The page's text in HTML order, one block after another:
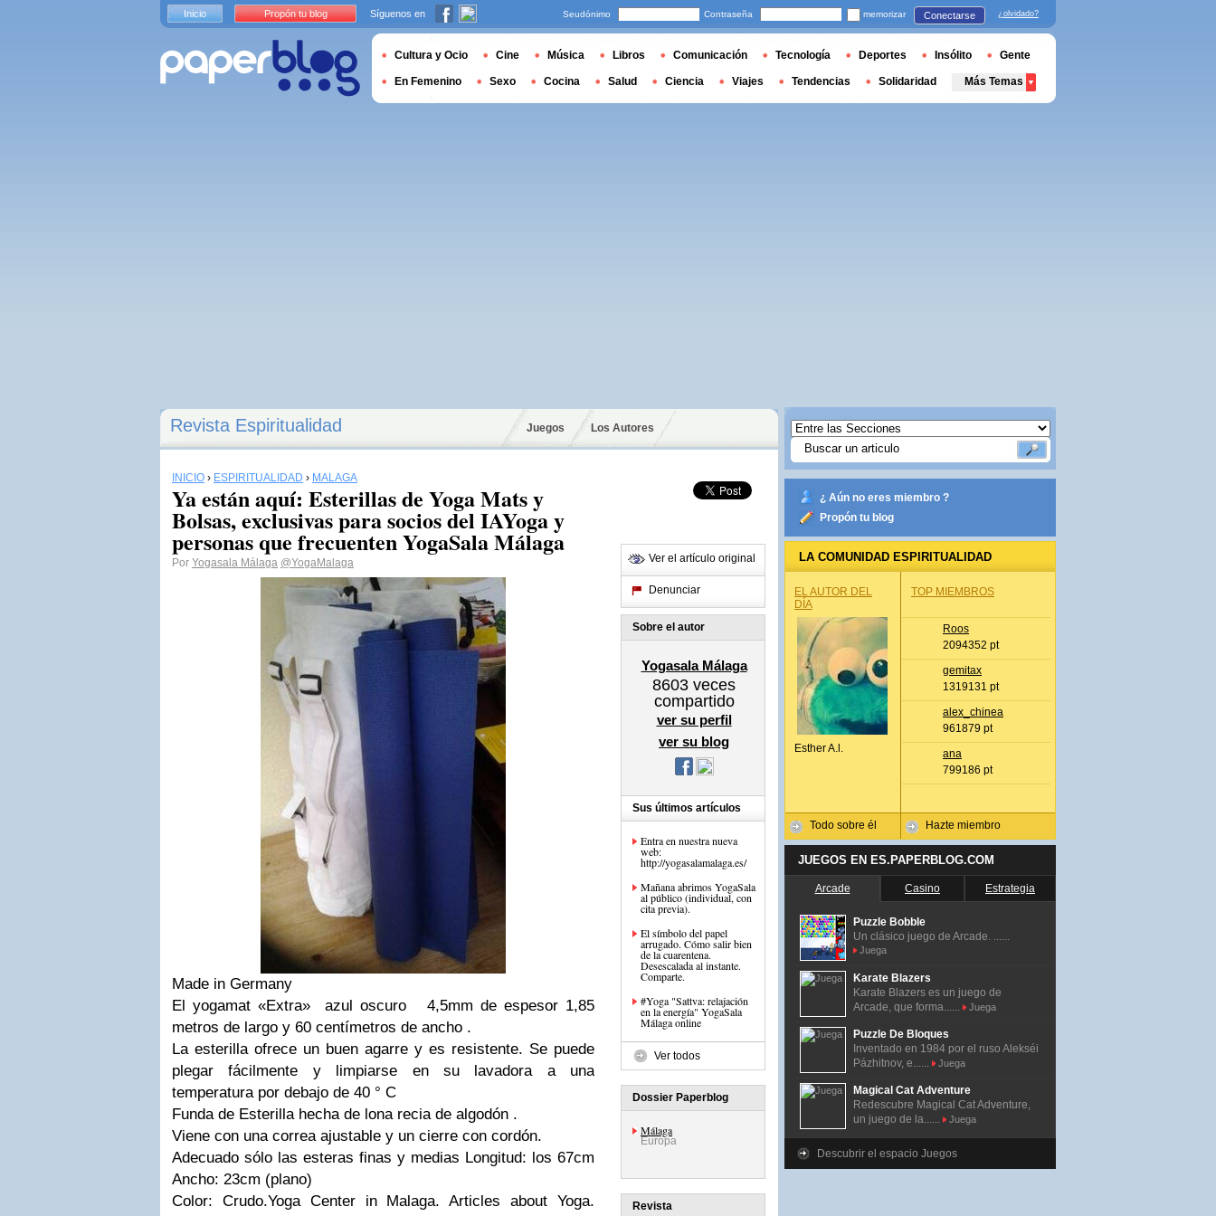
Revista Espiritualidad Juegos Los Autores
INICIO › ESPIRITUALIDAD › MÁLAGA
Ya están aquí: Esterillas de Yoga Mats y
Bolsas, exclusivas para socios del IAYoga y
personas que frecuenten YogaSala Málaga
Por Yogasala Málaga @YogaMalaga
Made in Germany
El yogamat «Extra» azul oscuro 4,5mm de espesor 1,85
metros de largo y 60 centímetros de ancho .
La esterilla ofrece un buen agarre y es resistente. Se puede
plegar fácilmente y limpiarse en su lavadora a una
temperatura por debajo de 40 ° C
Funda de Esterilla hecha de lona recia de algodón .
Viene con una correa ajustable y un cierre con cordón.
Adecuado sólo las esteras finas y medias Longitud: los 67cm
Ancho: 23cm (plano)
Color: Crudo.Yoga Center in Malaga. Articles about Yoga.
Ver el artículo original
Denunciar
Sobre el autor
Yogasala Málaga
8603 veces
compartido
ver su perfil
ver su blog
Sus últimos artículos
Entra en nuestra nueva
web:
http://yogasalamalaga.es/
Mañana abrimos YogaSala
al público (individual, con
cita previa).
El símbolo del papel
arrugado. Cómo salir bien
de la cuarentena.
Desescalada al instante.
Comparte.
#Yoga "Sattva: relajación
en la energía" YogaSala
Málaga online
Ver todos
Dossier Paperblog
Málaga
Europa
Revista
¿ Aún no eres miembro ?
Propón tu blog
LA COMUNIDAD ESPIRITUALIDAD
EL AUTOR DEL
DÍA
Esther A.l.
Todo sobre él
TOP MIEMBROS
Roos
2094352 pt
gemitax
1319131 pt
alex_chinea
961879 pt
ana
799186 pt
Hazte miembro
JUEGOS EN ES.PAPERBLOG.COM
Arcade Casino Estrategia
Puzzle Bobble
Un clásico juego de Arcade. ......
Juega
Karate Blazers
Karate Blazers es un juego de
Arcade, que forma......
Juega
Puzzle De Bloques
Inventado en 1984 por el ruso Alekséi
Pázhitnov, e......
Juega
Magical Cat Adventure
Redescubre Magical Cat Adventure,
un juego de la......
Juega
Descubrir el espacio Juegos
Inicio Propón tu blog Síguenos en Seudónimo Contraseña memorizar Conectarse ¿olvidado?
Cultura y Ocio Cine Música Libros Comunicación Tecnología Deportes Insólito Gente
En Femenino Sexo Cocina Salud Ciencia Viajes Tendencias Solidaridad Más Temas